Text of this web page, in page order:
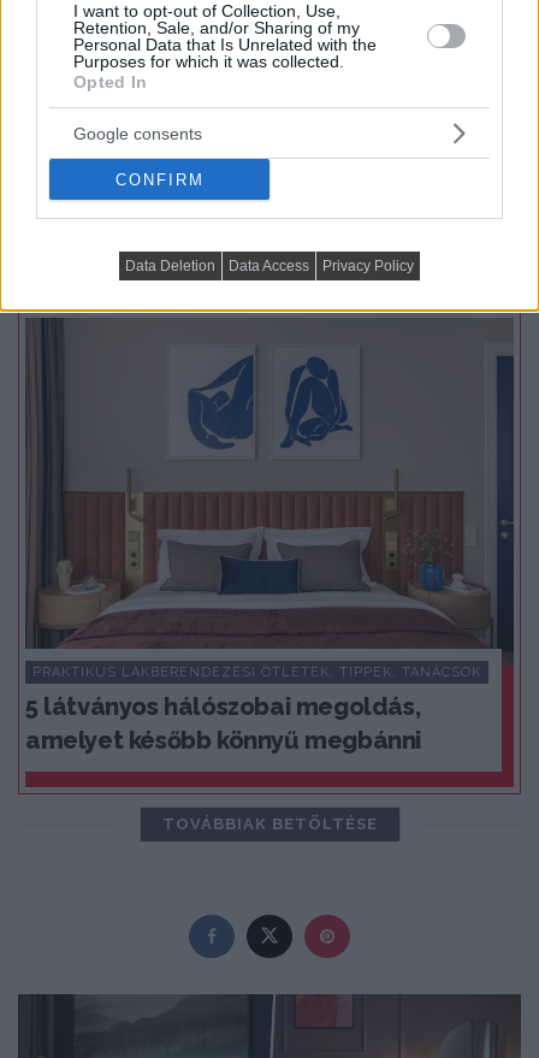
I want to opt-out of Collection, Use,
Retention, Sale, and/or Sharing of my
Personal Data that Is Unrelated with the
Purposes for which it was collected.
Opted In
Google consents
CONFIRM
Data Deletion Data Access Privacy Policy
Egy 73 m²-es lakásban három különálló hálószobát,
nappalit, kompakt konyhát, két gardróbot, mosókonyhát
és két...
TOVÁBBIAK BETÖLTÉSE
Praktikus lakberendezési ötletek
PRAKTIKUS LAKBERENDEZÉSI ÖTLETEK, TIPPEK, TANÁCSOK
5 látványos hálószobai megoldás,
amelyet később könnyű megbánni
TOVÁBBIAK BETÖLTÉSE